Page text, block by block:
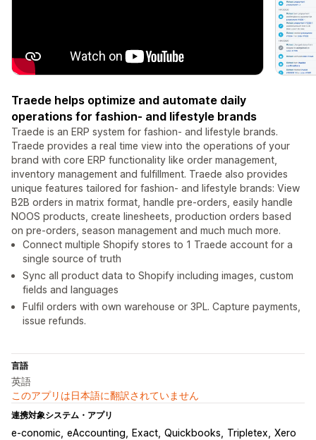
Traede helps optimize and automate daily
operations for fashion- and lifestyle brands
Traede is an ERP system for fashion- and lifestyle brands.
Traede provides a real time view into the operations of your
brand with core ERP functionality like order management,
inventory management and fulfillment. Traede also provides
unique features tailored for fashion- and lifestyle brands: View
B2B orders in matrix format, handle pre-orders, easily handle
NOOS products, create linesheets, production orders based
on pre-orders, season management and much much more.
Connect multiple Shopify stores to 1 Traede account for a
single source of truth
Sync all product data to Shopify including images, custom
fields and languages
Fulfil orders with own warehouse or 3PL. Capture payments,
issue refunds.
言語
英語
このアプリは日本語に翻訳されていません
連携対象システム・アプリ
e-conomic eAccounting Exact Quickbooks Tripletex Xero